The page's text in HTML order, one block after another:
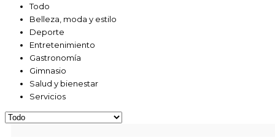
Todo
Belleza, moda y estilo
Deporte
Entretenimiento
Gastronomía
Gimnasio
Salud y bienestar
Servicios